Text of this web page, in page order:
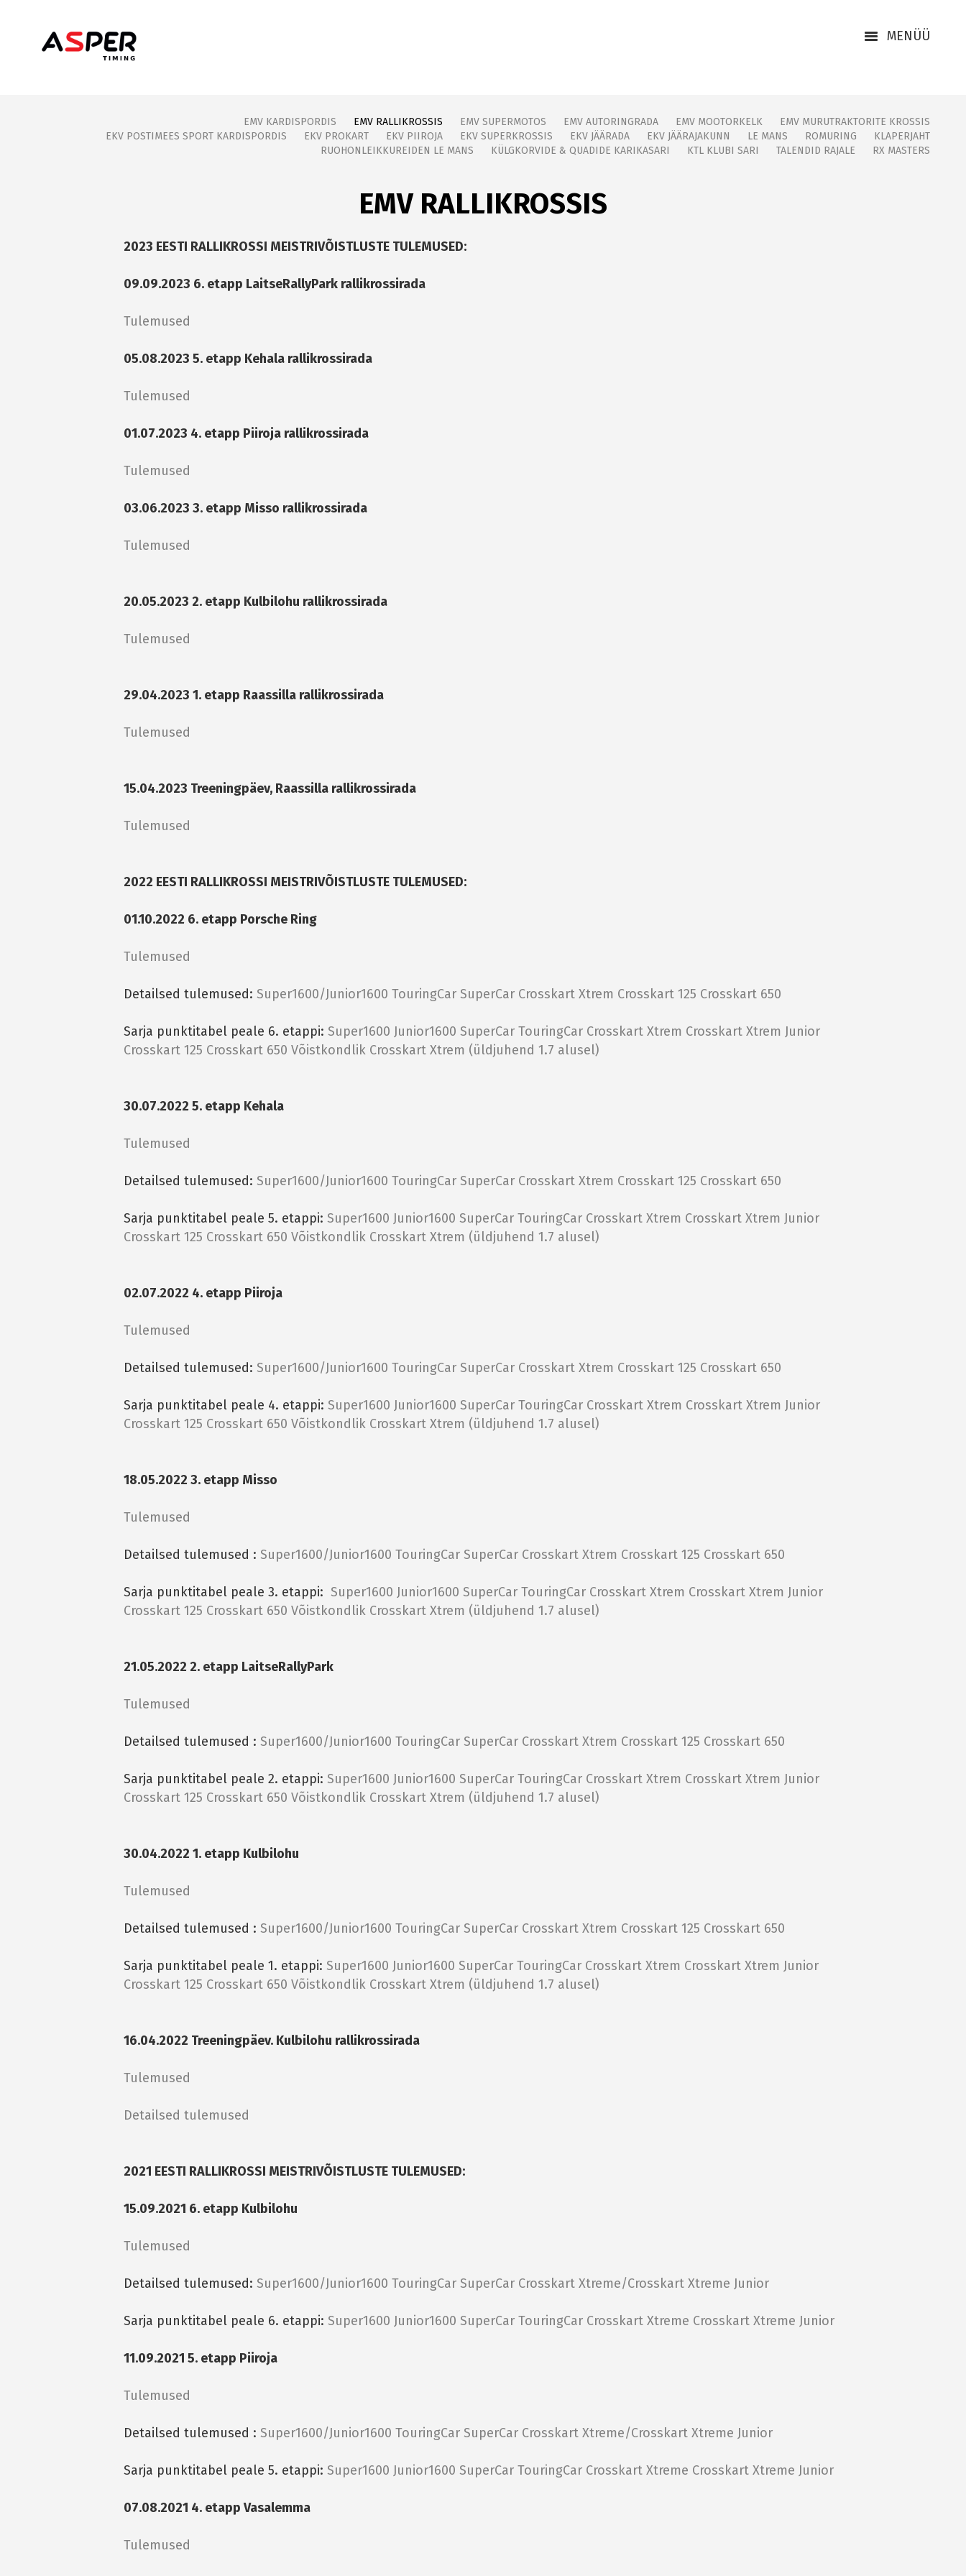
MENÜÜ
EMV KARDISPORDIS EMV RALLIKROSSIS EMV SUPERMOTOS EMV AUTORINGRADA EMV MOOTORKELK
EMV MURUTRAKTORITE KROSSIS
EKV POSTIMEES SPORT KARDISPORDIS
EKV PROKART EKV PIIROJA EKV SUPERKROSSIS EKV JÄÄRADA EKV JÄÄRAJAKUNN LE MANS ROMURING
KLAPERJAHT
RUOHONLEIKKUREIDEN LE MANS
KÜLGKORVIDE & QUADIDE KARIKASARI KTL KLUBI SARI TALENDID RAJALE RX MASTERS
EMV RALLIKROSSIS
2023 EESTI RALLIKROSSI MEISTRIVÕISTLUSTE TULEMUSED:
09.09.2023 6. etapp LaitseRallyPark rallikrossirada
Tulemused
05.08.2023 5. etapp Kehala rallikrossirada
Tulemused
01.07.2023 4. etapp Piiroja rallikrossirada
Tulemused
03.06.2023 3. etapp Misso rallikrossirada
Tulemused
20.05.2023 2. etapp Kulbilohu rallikrossirada
Tulemused
29.04.2023 1. etapp Raassilla rallikrossirada
Tulemused
15.04.2023 Treeningpäev, Raassilla rallikrossirada
Tulemused
2022 EESTI RALLIKROSSI MEISTRIVÕISTLUSTE TULEMUSED:
01.10.2022 6. etapp Porsche Ring
Tulemused
Detailsed tulemused: Super1600/Junior1600 TouringCar SuperCar Crosskart Xtrem Crosskart 125 Crosskart 650
Sarja punktitabel peale 6. etappi: Super1600 Junior1600 SuperCar TouringCar Crosskart Xtrem Crosskart Xtrem Junior
Crosskart 125 Crosskart 650 Võistkondlik Crosskart Xtrem (üldjuhend 1.7 alusel)
30.07.2022 5. etapp Kehala
Tulemused
Detailsed tulemused: Super1600/Junior1600 TouringCar SuperCar Crosskart Xtrem Crosskart 125 Crosskart 650
Sarja punktitabel peale 5. etappi: Super1600 Junior1600 SuperCar TouringCar Crosskart Xtrem Crosskart Xtrem Junior
Crosskart 125 Crosskart 650 Võistkondlik Crosskart Xtrem (üldjuhend 1.7 alusel)
02.07.2022 4. etapp Piiroja
Tulemused
Detailsed tulemused: Super1600/Junior1600 TouringCar SuperCar Crosskart Xtrem Crosskart 125 Crosskart 650
Sarja punktitabel peale 4. etappi: Super1600 Junior1600 SuperCar TouringCar Crosskart Xtrem Crosskart Xtrem Junior
Crosskart 125 Crosskart 650 Võistkondlik Crosskart Xtrem (üldjuhend 1.7 alusel)
18.05.2022 3. etapp Misso
Tulemused
Detailsed tulemused : Super1600/Junior1600 TouringCar SuperCar Crosskart Xtrem Crosskart 125 Crosskart 650
Sarja punktitabel peale 3. etappi: Super1600 Junior1600 SuperCar TouringCar Crosskart Xtrem Crosskart Xtrem Junior
Crosskart 125 Crosskart 650 Võistkondlik Crosskart Xtrem (üldjuhend 1.7 alusel)
21.05.2022 2. etapp LaitseRallyPark
Tulemused
Detailsed tulemused : Super1600/Junior1600 TouringCar SuperCar Crosskart Xtrem Crosskart 125 Crosskart 650
Sarja punktitabel peale 2. etappi: Super1600 Junior1600 SuperCar TouringCar Crosskart Xtrem Crosskart Xtrem Junior
Crosskart 125 Crosskart 650 Võistkondlik Crosskart Xtrem (üldjuhend 1.7 alusel)
30.04.2022 1. etapp Kulbilohu
Tulemused
Detailsed tulemused : Super1600/Junior1600 TouringCar SuperCar Crosskart Xtrem Crosskart 125 Crosskart 650
Sarja punktitabel peale 1. etappi: Super1600 Junior1600 SuperCar TouringCar Crosskart Xtrem Crosskart Xtrem Junior
Crosskart 125 Crosskart 650 Võistkondlik Crosskart Xtrem (üldjuhend 1.7 alusel)
16.04.2022 Treeningpäev. Kulbilohu rallikrossirada
Tulemused
Detailsed tulemused
2021 EESTI RALLIKROSSI MEISTRIVÕISTLUSTE TULEMUSED:
15.09.2021 6. etapp Kulbilohu
Tulemused
Detailsed tulemused: Super1600/Junior1600 TouringCar SuperCar Crosskart Xtreme/Crosskart Xtreme Junior
Sarja punktitabel peale 6. etappi: Super1600 Junior1600 SuperCar TouringCar Crosskart Xtreme Crosskart Xtreme Junior
11.09.2021 5. etapp Piiroja
Tulemused
Detailsed tulemused : Super1600/Junior1600 TouringCar SuperCar Crosskart Xtreme/Crosskart Xtreme Junior
Sarja punktitabel peale 5. etappi: Super1600 Junior1600 SuperCar TouringCar Crosskart Xtreme Crosskart Xtreme Junior
07.08.2021 4. etapp Vasalemma
Tulemused